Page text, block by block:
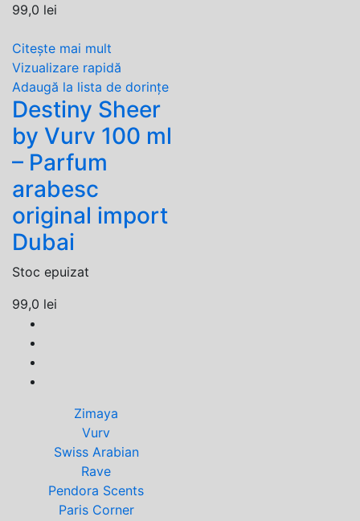
99,0 lei
Citește mai mult
Vizualizare rapidă
Adaugă la lista de dorințe
Destiny Sheer
by Vurv 100 ml
– Parfum
arabesc
original import
Dubai
Stoc epuizat
99,0 lei
Zimaya
Vurv
Swiss Arabian
Rave
Pendora Scents
Paris Corner